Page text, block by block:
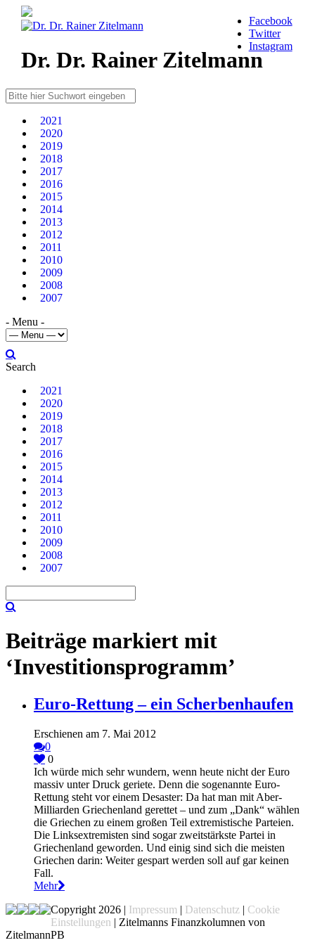
Dr. Dr. Rainer Zitelmann
Facebook
Twitter
Instagram
2021
2020
2019
2018
2017
2016
2015
2014
2013
2012
2011
2010
2009
2008
2007
- Menu -
Search
2021
2020
2019
2018
2017
2016
2015
2014
2013
2012
2011
2010
2009
2008
2007
Beiträge markiert mit
‘Investitionsprogramm’
Euro-Rettung – ein Scherbenhaufen
Erschienen am 7. Mai 2012
0
0
Ich würde mich sehr wundern, wenn heute nicht der Euro
massiv unter Druck geriete. Denn die sogenannte Euro-
Rettung steht vor einem Desaster: Da hat man mit Aber-
Milliarden Griechenland gerettet – und zum „Dank“ wählen
die Griechen zu einem großen Teil extremistische Parteien.
Die Linksextremisten sind sogar zweitstärkste Partei in
Griechenland geworden. Und einig sind sich die meisten
Griechen darin: Weiter gespart werden soll auf gar keinen
Fall.
Mehr
Copyright 2026 | Impressum | Datenschutz | Cookie
Einstellungen | Zitelmanns Finanzkolumnen von
ZitelmannPB